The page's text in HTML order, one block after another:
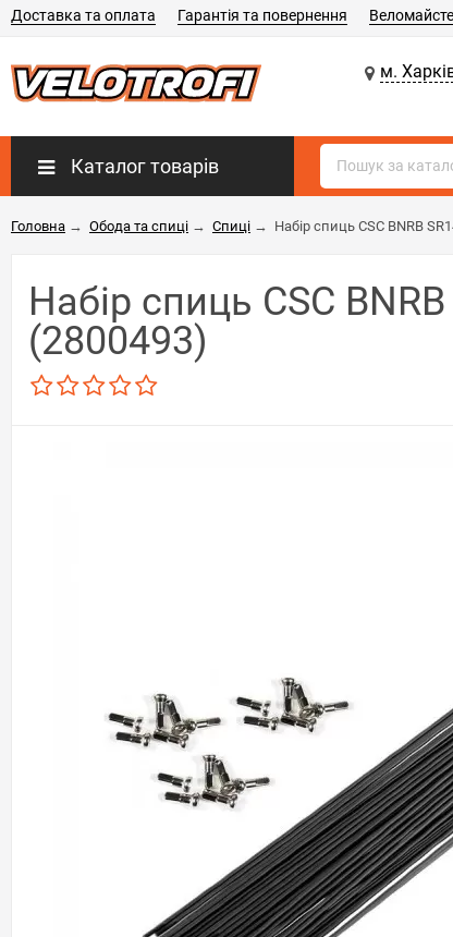
Доставка та оплата Гарантія та повернення
м.
Каталог товарів
Головна → Обода та спиці → Спиці → Набір спиць CSC BNRB
Набір спиць CSC
(2800493)